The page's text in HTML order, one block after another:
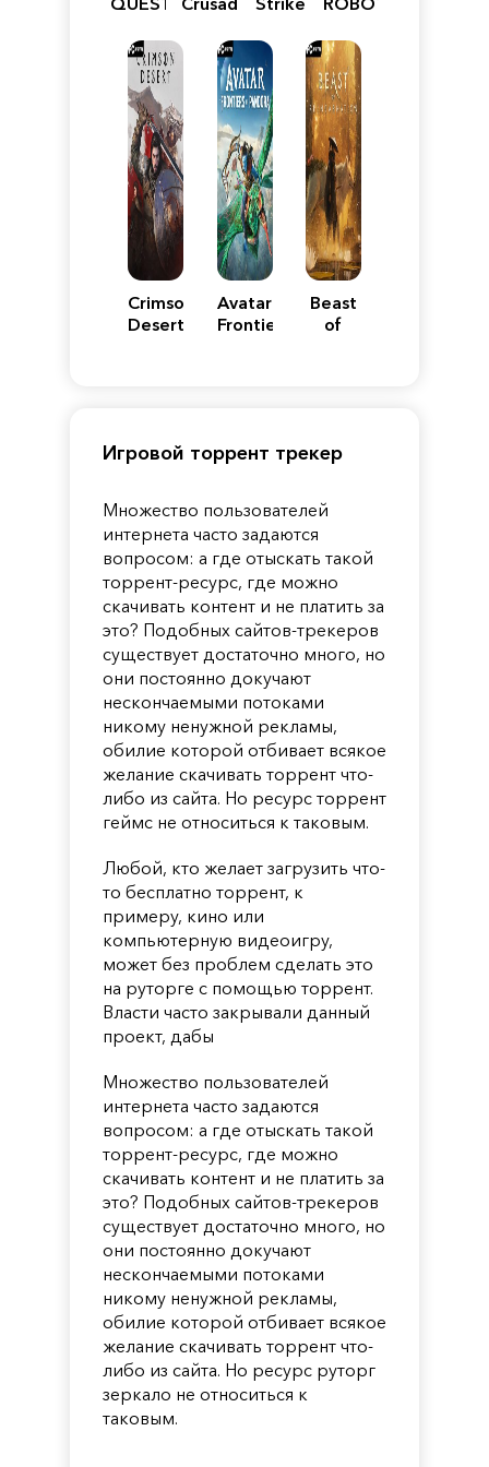
ReimaginedEdition
Y
Crimson
Desert
Avatar:
Frontiers
Beast
of
Игровой торрент трекер
Множество пользователей
интернета часто задаются
вопросом: а где отыскать такой
торрент-ресурс, где можно
скачивать контент и не платить за
это? Подобных сайтов-трекеров
существует достаточно много, но
они постоянно докучают
нескончаемыми потоками
никому ненужной рекламы,
обилие которой отбивает всякое
желание скачивать торрент что-
либо из сайта. Но ресурс торрент
геймс не относиться к таковым.
Любой, кто желает загрузить что-
то бесплатно торрент, к
примеру, кино или
компьютерную видеоигру,
может без проблем сделать это
на руторге с помощью торрент.
Власти часто закрывали данный
проект, дабы
Множество пользователей
интернета часто задаются
вопросом: а где отыскать такой
торрент-ресурс, где можно
скачивать контент и не платить за
это? Подобных сайтов-трекеров
существует достаточно много, но
они постоянно докучают
нескончаемыми потоками
никому ненужной рекламы,
обилие которой отбивает всякое
желание скачивать торрент что-
либо из сайта. Но ресурс руторг
зеркало не относиться к
таковым.